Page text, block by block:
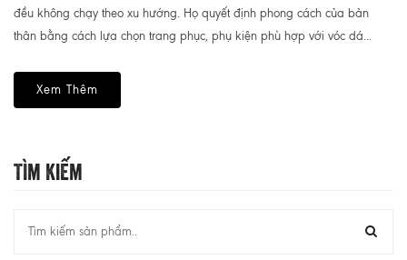
đều không chạy theo xu hướng. Họ quyết định phong cách của bản
thân bằng cách lựa chọn trang phục, phụ kiện phù hợp với vóc dá...
Xem Thêm
Tìm Kiếm